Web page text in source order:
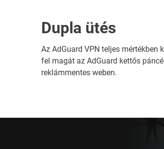
Dupla ütés
Az AdGuard VPN teljes mértékben
fel magát az AdGuard kettős
reklámmentes weben.